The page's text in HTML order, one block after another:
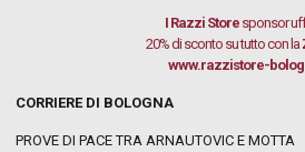
I Razzi Store sponsor
20% di sconto su tutto con la
www.razzistore-
CORRIERE DI BOLOGNA
PROVE DI PACE TRA ARNAUTOVIC E MOTTA